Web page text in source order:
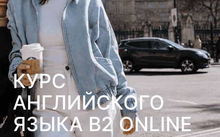
КУРС
АНГЛИЙСКОГО
ЯЗЫКА В2 ONLINE